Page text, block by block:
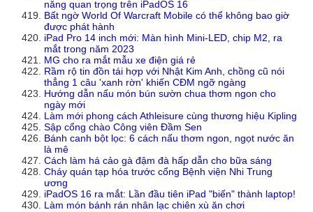
năng quan trọng trên iPadOS 16
Bất ngờ World Of Warcraft Mobile có thể không bao giờ
được phát hành
iPad Pro 14 inch mới: Màn hình Mini-LED, chip M2, ra
mắt trong năm 2023
MG cho ra mắt mẫu xe điện giá rẻ
Rầm rộ tin đồn tái hợp với Nhật Kim Anh, chồng cũ nói
thẳng 1 câu 'xanh rờn' khiến CĐM ngỡ ngàng
Hướng dẫn nấu món bún sườn chua thơm ngon cho
ngày mới
Làm mới phong cách Athleisure cùng thương hiệu Kipling
Sập cổng chào Công viên Đầm Sen
Bánh canh bột lọc: 6 cách nấu thơm ngon, ngọt nước ăn
là mê
Cách làm há cảo gà đậm đà hấp dẫn cho bữa sáng
Cháy quán tạp hóa trước cổng Bệnh viện Nhi Trung
ương
iPadOS 16 ra mắt: Lần đầu tiên iPad "biến" thành laptop!
Làm món bánh rán nhân lạc chiên xù ăn chơi